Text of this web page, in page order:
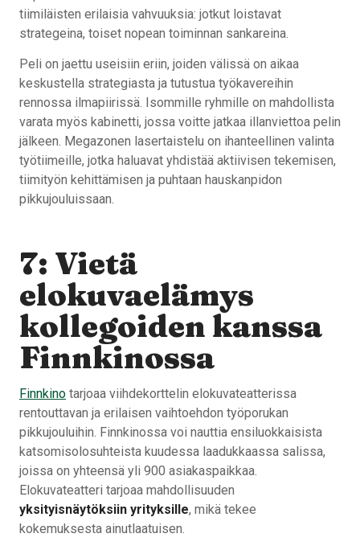
tiimiläisten erilaisia vahvuuksia: jotkut loistavat
strategeina, toiset nopean toiminnan sankareina.
Peli on jaettu useisiin eriin, joiden välissä on aikaa
keskustella strategiasta ja tutustua työkavereihin
rennossa ilmapiirissä. Isommille ryhmille on mahdollista
varata myös kabinetti, jossa voitte jatkaa illanviettoa pelin
jälkeen. Megazonen lasertaistelu on ihanteellinen valinta
työtiimeille, jotka haluavat yhdistää aktiivisen tekemisen,
tiimityön kehittämisen ja puhtaan hauskanpidon
pikkujouluissaan.
7: Vietä
elokuvaelämys
kollegoiden kanssa
Finnkinossa
Finnkino tarjoaa viihdekorttelin elokuvateatterissa
rentouttavan ja erilaisen vaihtoehdon työporukan
pikkujouluihin. Finnkinossa voi nauttia ensiluokkaisista
katsomisolosuhteista kuudessa laadukkaassa salissa,
joissa on yhteensä yli 900 asiakaspaikkaa.
Elokuvateatteri tarjoaa mahdollisuuden
yksityisnäytöksiin yrityksille, mikä tekee
kokemuksesta ainutlaatuisen.